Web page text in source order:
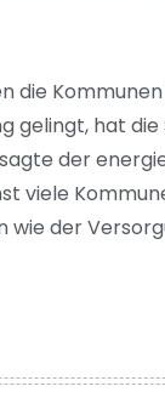
gelingt, hat
der
viele
wie der